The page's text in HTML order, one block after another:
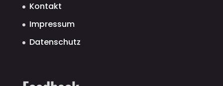
Kontakt
Impressum
Datenschutz